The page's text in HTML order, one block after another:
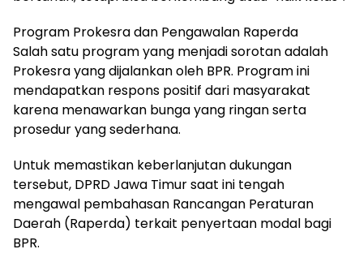
Program Prokesra dan Pengawalan Raperda
Salah satu program yang menjadi sorotan adalah
Prokesra yang dijalankan oleh BPR. Program ini
mendapatkan respons positif dari masyarakat
karena menawarkan bunga yang ringan serta
prosedur yang sederhana.
Untuk memastikan keberlanjutan dukungan
tersebut, DPRD Jawa Timur saat ini tengah
mengawal pembahasan Rancangan Peraturan
Daerah (Raperda) terkait penyertaan modal bagi
BPR.